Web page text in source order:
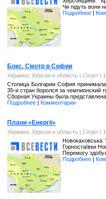
Чи підуть вони
Подробнее |
Бокс. Смотр в Софии
Украина, Херсон и область | Спорт |
Столица Болгарии София
35-и стран боролся за чемпионский
Сборная Украины была
Подробнее | Комментарии
Плани «Енергії»
Украина, Херсон и область | Спорт |
Новокаховська
Горностаївки
Перемогу
Подробнее |